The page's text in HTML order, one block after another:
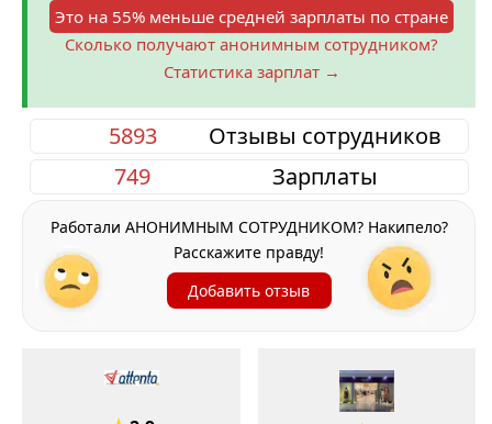
Это на 55% меньше средней зарплаты по стране
Сколько получают анонимным сотрудником?
Статистика зарплат →
Отзывы сотрудников
5893
Зарплаты
749
Работали АНОНИМНЫМ СОТРУДНИКОМ? Накипело?
Расскажите правду!
Добавить отзыв